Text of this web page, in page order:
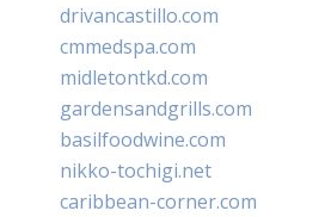
drivancastillo.com
cmmedspa.com
midletontkd.com
gardensandgrills.com
basilfoodwine.com
nikko-tochigi.net
caribbean-corner.com